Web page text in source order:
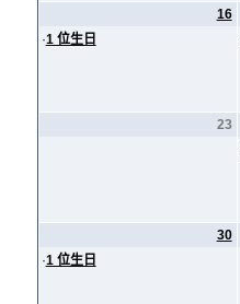
16
·1 位生日
23
30
·1 位生日